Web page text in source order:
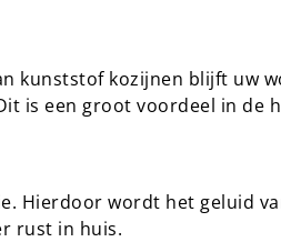
kunststof kozijnen blijft uw
is een groot voordeel in de
Hierdoor wordt het geluid
rust in huis.